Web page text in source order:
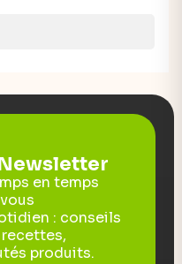
en temps
: conseils
produits.